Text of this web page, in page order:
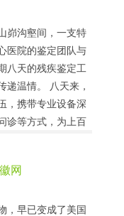
峁沟壑间，一支特
医院的鉴定团队与
八天的残疾鉴定工
递温情。 八天来，
，携带专业设备深
诊等方式，为上百
网
，早已变成了美国